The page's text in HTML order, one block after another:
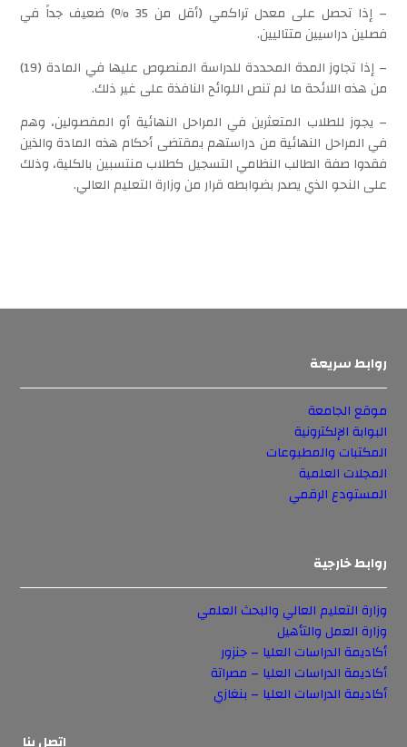
– إذا تحصل على معدل تراكمي (أقل من 35 %) ضعيف جداً في
فصلين دراسيين متتاليين.
– إذا تجاوز المدة المحددة للدراسة المنصوص عليها في المادة (19)
من هذه اللائحة ما لم تنص اللوائح النافذة على غير ذلك.
– يجوز للطلاب المتعثرين في المراحل النهائية أو المفصولين، وهم
في المراحل النهائية من دراستهم بمقتضى أحكام هذه المادة والذين
فقدوا صفة الطالب النظامي التسجيل كطلاب منتسبين بالكلية، وذلك
على النحو الذي يصدر بضوابطه قرار من وزارة التعليم العالي.
روابط سريعة
موقع الجامعة
البوابة الإلكترونية
المكتبات والمطبوعات
المجلات العلمية
المستودع الرقمي
روابط خارجية
وزارة التعليم العالي والبحث العلمي
وزارة العمل والتأهيل
أكاديمة الدراسات العليا – جنزور
أكاديمة الدراسات العليا – مصراتة
أكاديمة الدراسات العليا – بنغازي